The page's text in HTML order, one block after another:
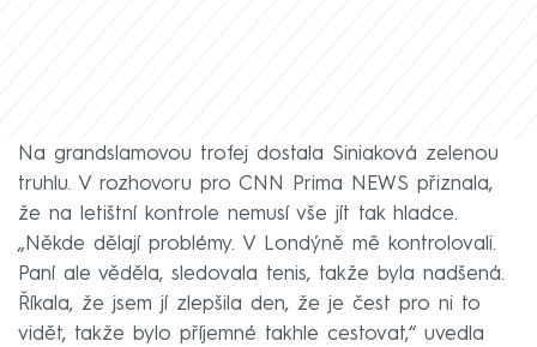
Na grandslamovou trofej dostala Siniaková zelenou
truhlu. V rozhovoru pro CNN Prima NEWS přiznala,
že na letištní kontrole nemusí vše jít tak hladce.
„Někde dělají problémy. V Londýně mě kontrolovali.
Paní ale věděla, sledovala tenis, takže byla nadšená.
Říkala, že jsem jí zlepšila den, že je čest pro ni to
vidět, takže bylo příjemné takhle cestovat,“ uvedla